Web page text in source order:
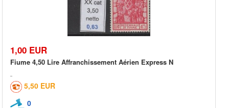
1,00 EUR
Fiume 4,50 Lire Affranchissement Aérien Express N
5,50 EUR
0